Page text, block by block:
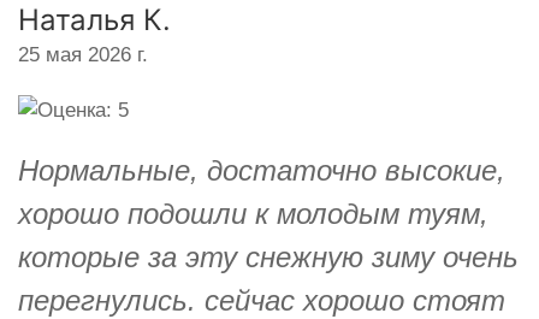
Наталья К.
25 мая 2026 г.
Нормальные, достаточно высокие,
хорошо подошли к молодым туям,
которые за эту снежную зиму очень
перегнулись. сейчас хорошо стоят